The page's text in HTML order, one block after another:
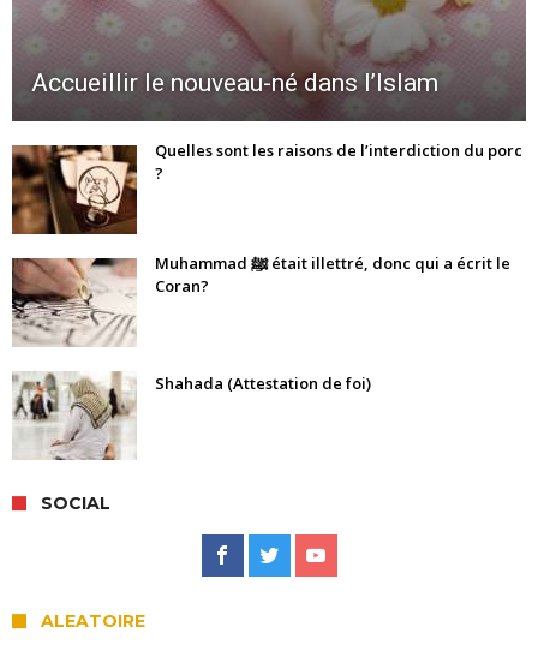
Accueillir le nouveau-né dans l’Islam
Quelles sont les raisons de l’interdiction du porc
?
Muhammad ﷺ était illettré, donc qui a écrit le
Coran?
Shahada (Attestation de foi)
SOCIAL
ALEATOIRE